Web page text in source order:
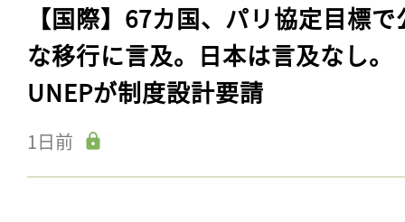
【国際】67カ国、パリ協定目標で
な移行に言及。日本は言及なし。
UNEPが制度設計要請
1日前